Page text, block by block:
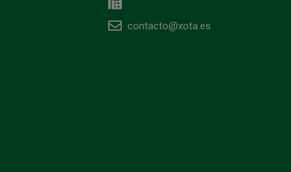
contacto@xota.es